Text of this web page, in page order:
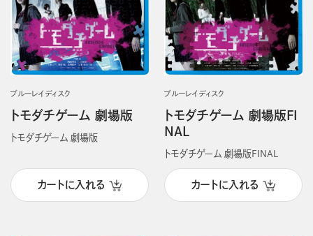
ブルーレイディスク
トモダチゲーム 劇場版
トモダチゲーム 劇場版
カートに入れる
ブルーレイディスク
トモダチゲーム 劇場版FI
NAL
トモダチゲーム 劇場版FINAL
カートに入れる